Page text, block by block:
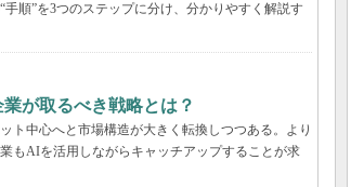
順”を3つのステップに分け、分かりやすく解説す
が取るべき戦略とは？
ト中心へと市場構造が大きく転換しつつある。より
もAIを活用しながらキャッチアップすることが求